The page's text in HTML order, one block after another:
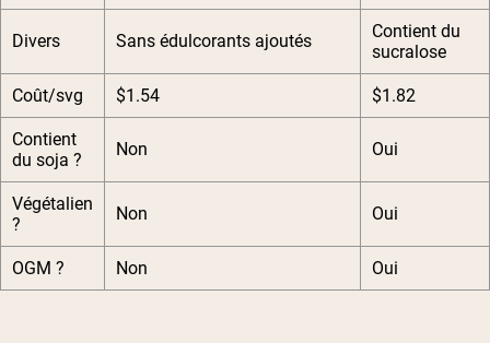
Divers Sans édulcorants ajoutés
Contient du
sucralose
Coût/svg $1.54 $1.82
Contient
du soja ?
Non Oui
Végétalien
?
Non Oui
OGM ? Non Oui